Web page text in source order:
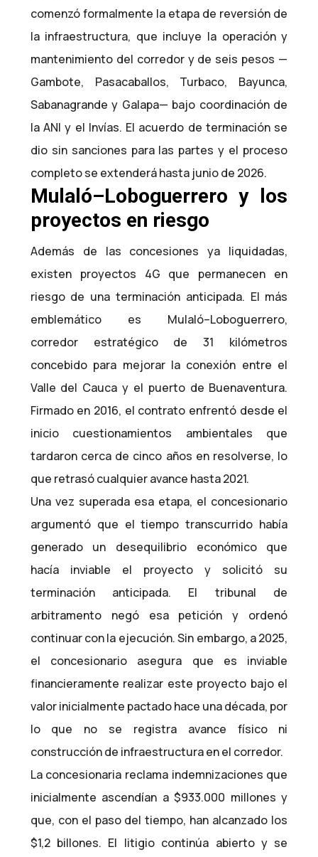
comenzó formalmente la etapa de reversión de
la infraestructura, que incluye la operación y
mantenimiento del corredor y de seis pesos —
Gambote, Pasacaballos, Turbaco, Bayunca,
Sabanagrande y Galapa— bajo coordinación de
la ANI y el Invías. El acuerdo de terminación se
dio sin sanciones para las partes y el proceso
completo se extenderá hasta junio de 2026.
Mulaló–Loboguerrero y los
proyectos en riesgo
Además de las concesiones ya liquidadas,
existen proyectos 4G que permanecen en
riesgo de una terminación anticipada. El más
emblemático es Mulaló–Loboguerrero,
corredor estratégico de 31 kilómetros
concebido para mejorar la conexión entre el
Valle del Cauca y el puerto de Buenaventura.
Firmado en 2016, el contrato enfrentó desde el
inicio cuestionamientos ambientales que
tardaron cerca de cinco años en resolverse, lo
que retrasó cualquier avance hasta 2021.
Una vez superada esa etapa, el concesionario
argumentó que el tiempo transcurrido había
generado un desequilibrio económico que
hacía inviable el proyecto y solicitó su
terminación anticipada. El tribunal de
arbitramento negó esa petición y ordenó
continuar con la ejecución. Sin embargo, a 2025,
el concesionario asegura que es inviable
financieramente realizar este proyecto bajo el
valor inicialmente pactado hace una década, por
lo que no se registra avance físico ni
construcción de infraestructura en el corredor.
La concesionaria reclama indemnizaciones que
inicialmente ascendían a $933.000 millones y
que, con el paso del tiempo, han alcanzado los
$1,2 billones. El litigio continúa abierto y se